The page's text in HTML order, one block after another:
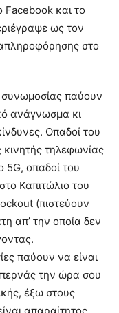
Facebook και το
ως τον
στο
συνωμοσίας παύουν
ανάγνωσμα κι
Οπαδοί του
τηλεφωνίας
5G, οπαδοί του
Καπιτώλιο του
(πιστεύουν
απ’ την οποία δεν
παύουν να είναι
την ώρα σου
έξω στους